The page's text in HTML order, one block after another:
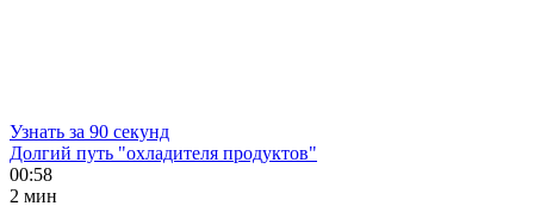
Узнать за 90 секунд
Долгий путь "охладителя продуктов"
00:58
2 мин